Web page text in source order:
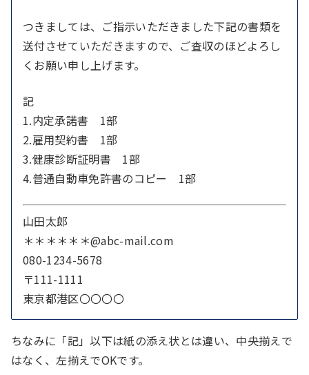
つきましては、ご指示いただきました下記の書類を
送付させていただきますので、ご査収のほどよろし
くお願い申し上げます。
記
1.内定承諾書 1部
2.雇用契約書 1部
3.健康診断証明書 1部
4.普通自動車免許書のコピー 1部
山田太郎
＊＊＊＊＊＊@abc-mail.com
080-1234-5678
〒111-1111
東京都港区〇〇〇〇
ちなみに「記」以下は紙の添え状とは違い、中央揃えで
はなく、左揃えでOKです。